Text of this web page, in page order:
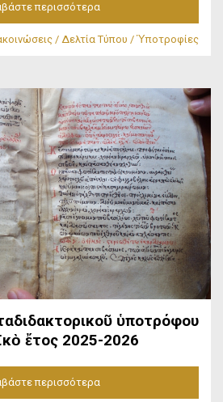
περισσότερα
/ Δελτία Τύπου / Ὑποτροφίες
ὑποτρόφου
ἔτος 2025-2026
περισσότερα